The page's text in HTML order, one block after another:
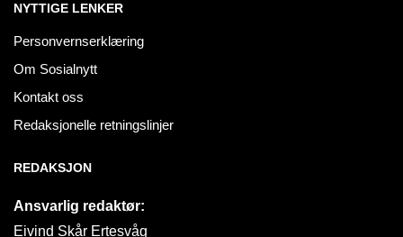
NYTTIGE LENKER
Personvernserklæring
Om Sosialnytt
Kontakt oss
Redaksjonelle retningslinjer
REDAKSJON
Ansvarlig redaktør:
Eivind Skår Ertesvåg